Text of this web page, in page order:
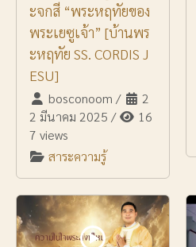
ะจกสี “พระหฤทัยของ
พระเยซูเจ้า” [บ้านพร
ะหฤทัย SS. CORDIS J
ESU]
bosconoom /
2
2 มีนาคม 2025 /
16
7 views
สาระความรู้